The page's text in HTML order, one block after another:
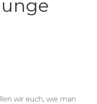
wir euch, wie man